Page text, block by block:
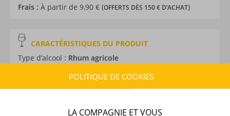
Frais : À partir de 9,90 € (OFFERTS DÈS 150 € D’ACHAT)
CARACTÉRISTIQUES DU PRODUIT
Type d’alcool : Rhum agricole
Environnement de vieillissement :Tropical
POLITIQUE DE COOKIES
LA COMPAGNIE ET VOUS